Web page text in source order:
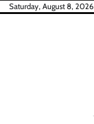
SkipSaturday, August 8, 2026